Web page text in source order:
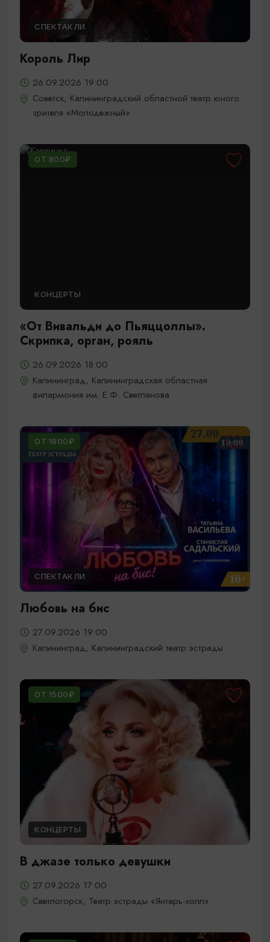
СПЕКТАКЛИ
Король Лир
26.09.2026 19:00
Советск, Калининградский областной театр юного
зрителя «Молодежный»
ОТ 800₽
КОНЦЕРТЫ
«От Вивальди до Пьяццоллы».
Скрипка, орган, рояль
26.09.2026 18:00
Калининград, Калининградская областная
филармония им. Е.Ф. Светланова
ОТ 1800₽
СПЕКТАКЛИ
Любовь на бис
27.09.2026 19:00
Калининград, Калининградский театр эстрады
ОТ 1500₽
КОНЦЕРТЫ
В джазе только девушки
27.09.2026 17:00
Светлогорск, Театр эстрады «Янтарь-холл»